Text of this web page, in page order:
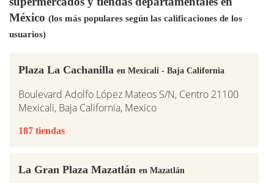
México (los más populares según las calificaciones de los
usuarios)
Plaza La Cachanilla en Mexicali - Baja California
Boulevard Adolfo López Mateos S/N, Centro 21100
Mexicali, Baja California, Mexico
187 tiendas
La Gran Plaza Mazatlán en Mazatlán